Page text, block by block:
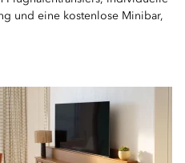
und eine kostenlose Minibar,